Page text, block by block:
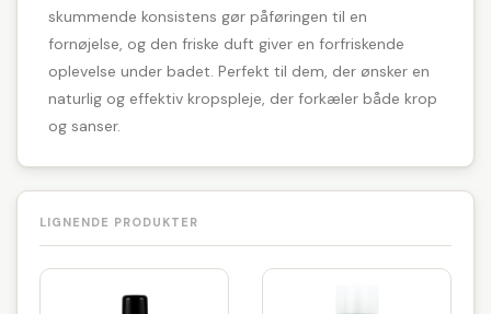
skummende konsistens gør påføringen til en
fornøjelse, og den friske duft giver en forfriskende
oplevelse under badet. Perfekt til dem, der ønsker en
naturlig og effektiv kropspleje, der forkæler både krop
og sanser.
LIGNENDE PRODUKTER